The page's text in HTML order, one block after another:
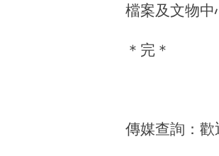
檔案及文物
＊完＊
傳媒查詢：歡